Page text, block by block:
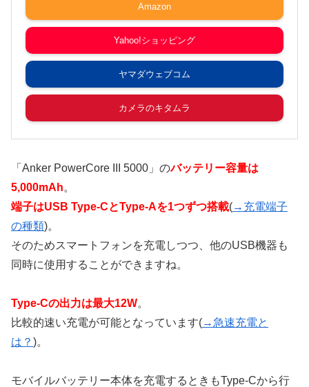
Amazon
Yahoo!ショッピング
ヤマダウェブコム
カメラのキタムラ
「Anker PowerCore III 5000」のバッテリー容量は
5,000mAh。
端子はUSB Type-CとType-Aを1つずつ搭載(→充電端子
の種類)。
そのためスマートフォンを充電しつつ、他のUSB機器も
同時に使用することができますね。
Type-Cの出力は最大12W。
比較的速い充電が可能となっています(→急速充電と
は？ )。
モバイルバッテリー本体を充電するときもType-Cから行